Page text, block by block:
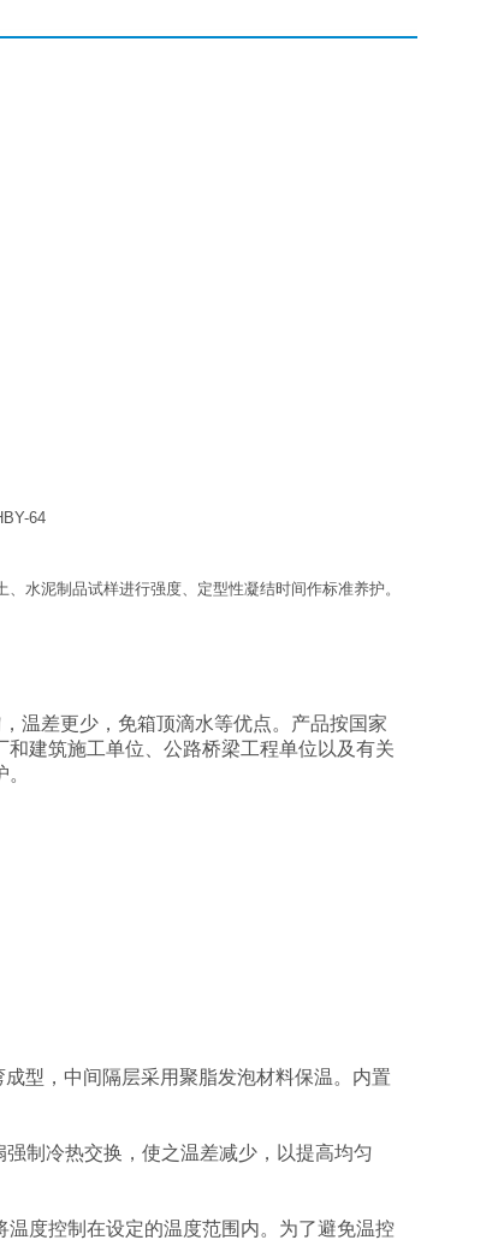
64
水泥制品试样进行强度、定型性凝结时间作标准养护。
温差更少，免箱顶滴水等优点。产品按国家
建筑施工单位、公路桥梁工程单位以及有关
型，中间隔层采用聚脂发泡材料保温。内置
制冷热交换，使之温差减少，以提高均匀
度控制在设定的温度范围内。为了避免温控